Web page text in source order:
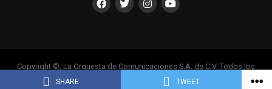
SHARE TWEET
Copyright ©, La Orquesta de Comunicaciones S.A. de C.V. Todos los
Derechos Reservados